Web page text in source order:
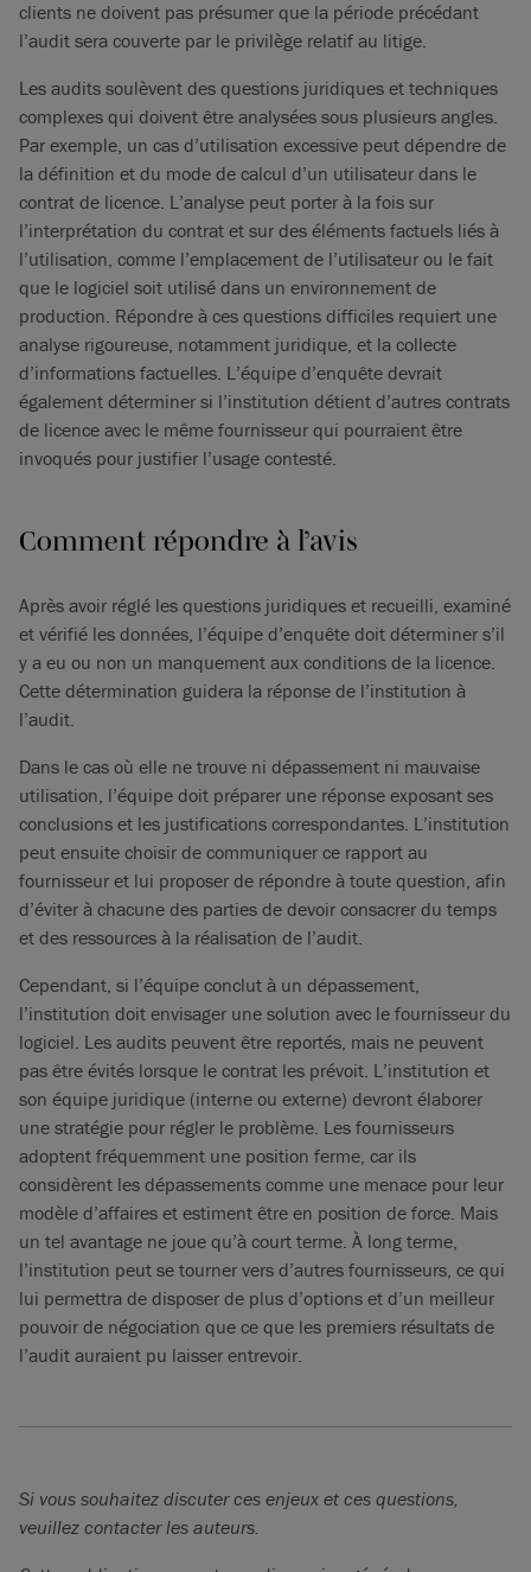
clients ne doivent pas présumer que la période précédant
l’audit sera couverte par le privilège relatif au litige.
Les audits soulèvent des questions juridiques et techniques
complexes qui doivent être analysées sous plusieurs angles.
Par exemple, un cas d’utilisation excessive peut dépendre de
la définition et du mode de calcul d’un utilisateur dans le
contrat de licence. L’analyse peut porter à la fois sur
l’interprétation du contrat et sur des éléments factuels liés à
l’utilisation, comme l’emplacement de l’utilisateur ou le fait
que le logiciel soit utilisé dans un environnement de
production. Répondre à ces questions difficiles requiert une
analyse rigoureuse, notamment juridique, et la collecte
d’informations factuelles. L’équipe d’enquête devrait
également déterminer si l’institution détient d’autres contrats
de licence avec le même fournisseur qui pourraient être
invoqués pour justifier l’usage contesté.
Comment répondre à l’avis
Après avoir réglé les questions juridiques et recueilli, examiné
et vérifié les données, l’équipe d’enquête doit déterminer s’il
y a eu ou non un manquement aux conditions de la licence.
Cette détermination guidera la réponse de l’institution à
l’audit.
Dans le cas où elle ne trouve ni dépassement ni mauvaise
utilisation, l’équipe doit préparer une réponse exposant ses
conclusions et les justifications correspondantes. L’institution
peut ensuite choisir de communiquer ce rapport au
fournisseur et lui proposer de répondre à toute question, afin
d’éviter à chacune des parties de devoir consacrer du temps
et des ressources à la réalisation de l’audit.
Cependant, si l’équipe conclut à un dépassement,
l’institution doit envisager une solution avec le fournisseur du
logiciel. Les audits peuvent être reportés, mais ne peuvent
pas être évités lorsque le contrat les prévoit. L’institution et
son équipe juridique (interne ou externe) devront élaborer
une stratégie pour régler le problème. Les fournisseurs
adoptent fréquemment une position ferme, car ils
considèrent les dépassements comme une menace pour leur
modèle d’affaires et estiment être en position de force. Mais
un tel avantage ne joue qu’à court terme. À long terme,
l’institution peut se tourner vers d’autres fournisseurs, ce qui
lui permettra de disposer de plus d’options et d’un meilleur
pouvoir de négociation que ce que les premiers résultats de
l’audit auraient pu laisser entrevoir.
Si vous souhaitez discuter ces enjeux et ces questions,
veuillez contacter les auteurs.